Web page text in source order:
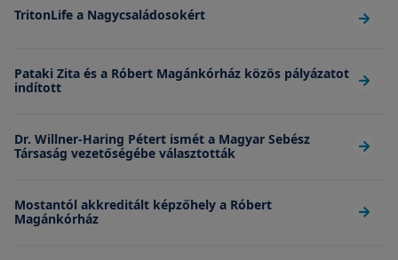
TritonLife a Nagycsaládosokért
Pataki Zita és a Róbert Magánkórház közös pályázatot
indított
Dr. Willner-Haring Pétert ismét a Magyar Sebész
Társaság vezetőségébe választották
Mostantól akkreditált képzőhely a Róbert
Magánkórház